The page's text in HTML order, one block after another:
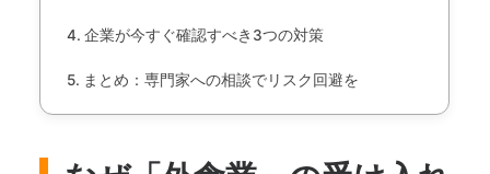
企業が今すぐ確認すべき3つの対策
まとめ：専門家への相談でリスク回避を